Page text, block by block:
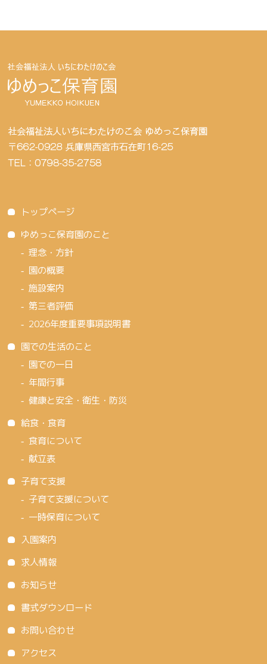
トップページ
ゆめっこ保育園のこと
理念・方針
園の概要
施設案内
第三者評価
2026年度重要事項説明書
園での生活のこと
園での一日
年間行事
健康と安全・衛生・防災
給食・食育
食育について
献立表
子育て支援
子育て支援について
一時保育について
入園案内
求人情報
お知らせ
書式ダウンロード
お問い合わせ
アクセス